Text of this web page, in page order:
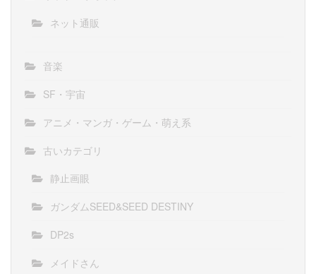
ネット通販
音楽
SF・宇宙
アニメ・マンガ・ゲーム・萌え系
古いカテゴリ
静止画眼
ガンダムSEED&SEED DESTINY
DP2s
メイドさん